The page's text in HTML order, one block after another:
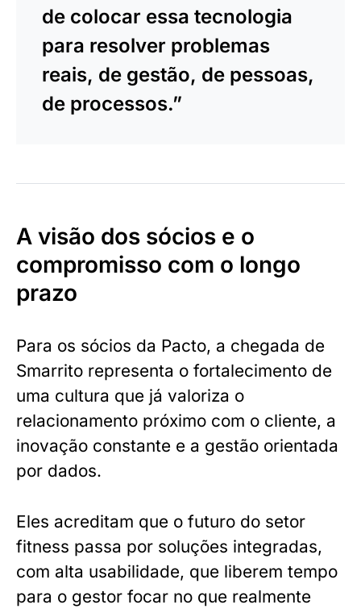
de colocar essa tecnologia
para resolver problemas
reais, de gestão, de pessoas,
de processos.”
A visão dos sócios e o
compromisso com o longo
prazo
Para os sócios da Pacto, a chegada de
Smarrito representa o fortalecimento de
uma cultura que já valoriza o
relacionamento próximo com o cliente, a
inovação constante e a gestão orientada
por dados.
Eles acreditam que o futuro do setor
fitness passa por soluções integradas,
com alta usabilidade, que liberem tempo
para o gestor focar no que realmente